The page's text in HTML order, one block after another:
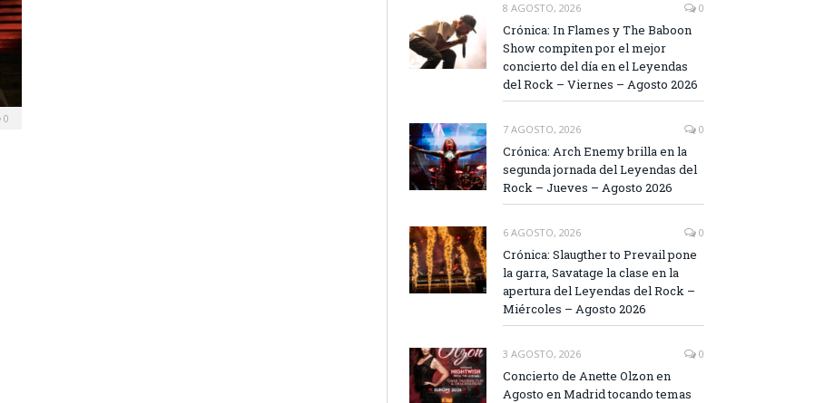
0
8 AGOSTO, 2026 0
Crónica: In Flames y The Baboon
Show compiten por el mejor
concierto del día en el Leyendas
del Rock – Viernes – Agosto 2026
7 AGOSTO, 2026 0
Crónica: Arch Enemy brilla en la
segunda jornada del Leyendas del
Rock – Jueves – Agosto 2026
6 AGOSTO, 2026 0
Crónica: Slaugther to Prevail pone
la garra, Savatage la clase en la
apertura del Leyendas del Rock –
Miércoles – Agosto 2026
3 AGOSTO, 2026 0
Concierto de Anette Olzon en
Agosto en Madrid tocando temas